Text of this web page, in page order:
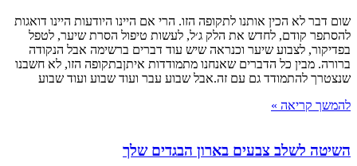
שום דבר לא הכין אותנו לתקופה הזו. הרי אם היינו היודעות היינו דואגות
להסתפר קודם, לחדש את הלק ג׳ל, לעשות טיפול הסרת שיער, לטפל
בפדיקור, לצבוע שיער וכנראה שיש עוד דברים ברשימה אבל הנקודה
ברורה. מבין כל הדברים שאנחנו מתמודדות איתןבתקופה הזו, לא חשבנו
שנצטרך להתמודד גם עם זה.אבל שבוע עבר ועוד שבוע ועוד שבוע
להמשך קריאה »
השיטה לשלב צבעים בארון הבגדים שלך